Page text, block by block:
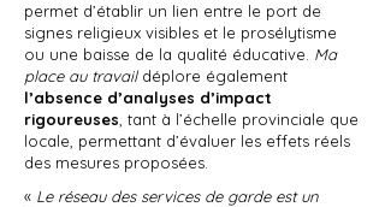
permet d’établir un lien entre le port de
signes religieux visibles et le prosélytisme
ou une baisse de la qualité éducative. Ma
place au travaildéplore également
l’absence d’analyses d’impact
rigoureuses , tant à l’échelle provinciale que
locale, permettant d’évaluer les effets réels
des mesures proposées.
« Le réseau des services de garde est un